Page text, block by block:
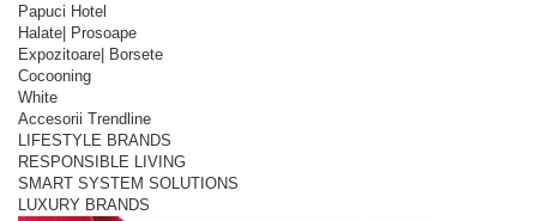
Papuci Hotel
Halate| Prosoape
Expozitoare| Borsete
Cocooning
White
Accesorii Trendline
LIFESTYLE BRANDS
RESPONSIBLE LIVING
SMART SYSTEM SOLUTIONS
LUXURY BRANDS